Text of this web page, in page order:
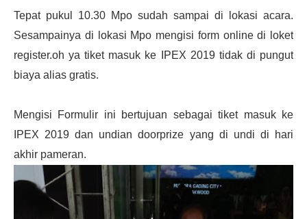
Tepat pukul 10.30 Mpo sudah sampai di lokasi acara.
Sesampainya di lokasi Mpo mengisi form online di loket
register.oh ya tiket masuk ke IPEX 2019 tidak di pungut
biaya alias gratis.
Mengisi Formulir ini bertujuan sebagai tiket masuk ke
IPEX 2019 dan undian doorprize yang di undi di hari
akhir pameran.